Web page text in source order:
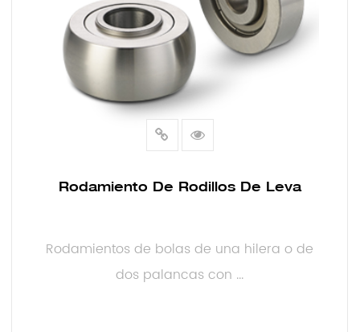
Rodamiento De Rodillos De Leva
Rodamientos de bolas de una hilera o de
dos palancas con ...